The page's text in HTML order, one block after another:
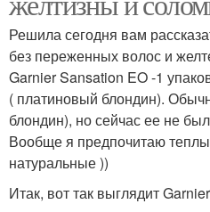
Решила сегодня вам
без переженных волос и
Garnier Sansation EO -1
( платиновый блондин).
блондин), но сейчас ее не
Вообще я предпочитаю
натуральные ))
Итак, вот так выглядит